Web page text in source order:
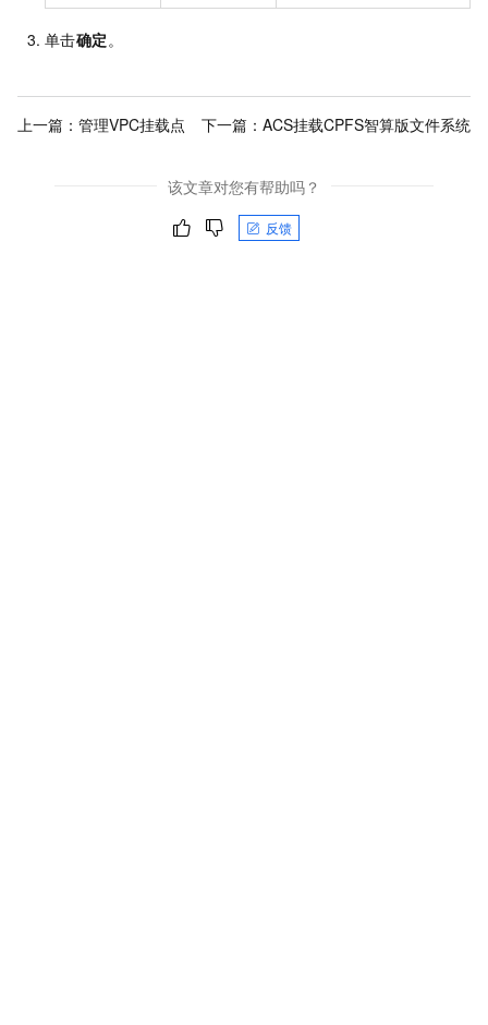
单击确定 。
上一篇： 管理VPC挂载点 下一篇： ACS挂载CPFS智算版文件系统
该文章对您有帮助吗？
反馈